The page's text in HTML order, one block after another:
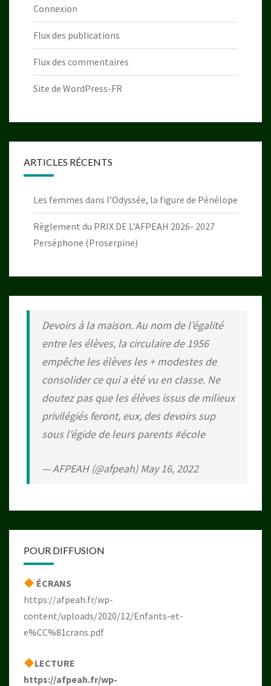
Connexion
Flux des publications
Flux des commentaires
Site de WordPress-FR
ARTICLES RÉCENTS
Les femmes dans l’Odyssée, la figure de Pénélope
Règlement du PRIX DE L’AFPEAH 2026- 2027
Perséphone (Proserpine)
Devoirs à la maison. Au nom de l’égalité
entre les élèves, la circulaire de 1956
empêche les élèves les + modestes de
consolider ce qui a été vu en classe. Ne
doutez pas que les élèves issus de milieux
privilégiés feront, eux, des devoirs sup
sous l'égide de leurs parents#école
— AFPEAH (@afpeah)May 16, 2022
POUR DIFFUSION
ÉCRANS
https://afpeah.fr/wp-
content/uploads/2020/12/Enfants-et-
e%CC%81crans.pdf
LECTURE
https://afpeah.fr/wp-